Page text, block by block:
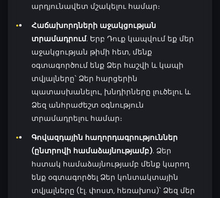
արդյունավետ մշակելու համար։
Հաճախորդների աջակցության
տրամադրում. Երբ Դուք կապվում եք մեր
աջակցության թիմի հետ, մենք
օգտագործում ենք Ձեր հաշվի և կապի
տվյալները՝ Ձեր հարցերին
պատասխանելու, խնդիրները լուծելու և
Ձեզ անհրաժեշտ օգնություն
տրամադրելու համար։
Գովազդային հաղորդագրություններ
(ընտրովի համաձայնությամբ). Ձեր
հստակ համաձայնությամբ մենք կարող
ենք օգտագործել Ձեր կոնտակտային
տվյալները (էլ. փոստ, հեռախոս)՝ Ձեզ մեր